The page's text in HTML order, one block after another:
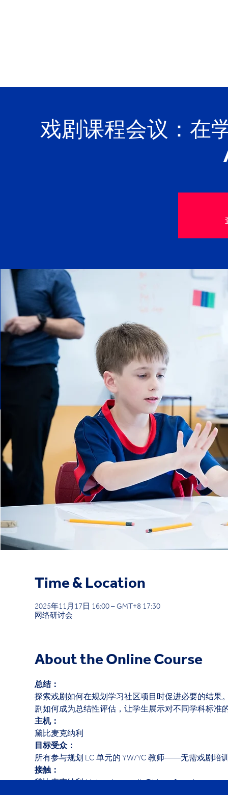
戏剧课程会议：在
Time & Location
2025年11月17日 16:00 – GMT+8 17:30
网络研讨会
About the Online Course
总结：
探索戏剧如何在规划学习社区项目时促进必要的结果
剧如何成为总结性评估，让学生展示对不同学科标准
主机：
黛比麦克纳利
目标受众：
所有参与规划 LC 单元的 YW/YC 教师——无需戏剧培
接触：